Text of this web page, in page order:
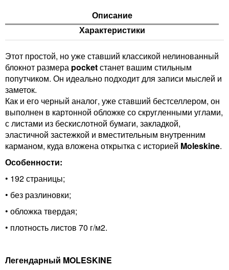
Описание
Характеристики
Этот простой, но уже ставший классикой нелинованный
блокнот размера pocketстанет вашим стильным
попутчиком. Он идеально подходит для записи мыслей и
заметок.
Как и его черный аналог, уже ставший бестселлером, он
выполнен в картонной обложке со скругленными углами,
с листами из бескислотной бумаги, закладкой,
эластичной застежкой и вместительным внутренним
карманом, куда вложена открытка с историей Moleskine.
Особенности:
• 192 страницы;
• без разлиновки;
• обложка твердая;
• плотность листов 70 г/м2.
Легендарный MOLESKINE